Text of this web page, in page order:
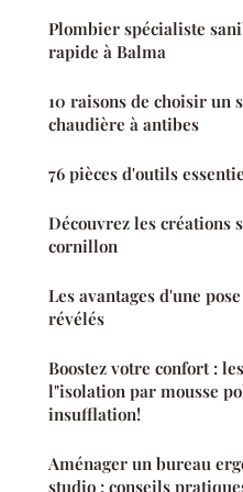
Plombier spécialiste
rapide à Balma
10 raisons de choisir un
chaudière à antibes
76 pièces d'outils
Découvrez les créations
cornillon
Les avantages d'une
révélés
Boostez votre confort :
l"isolation par mousse
insufflation!
Aménager un bureau
studio : conseils